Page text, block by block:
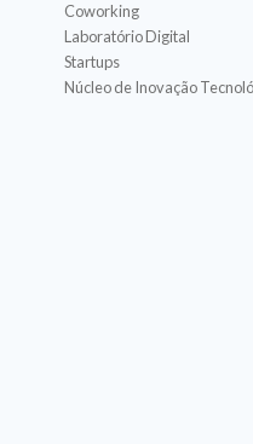
Coworking
Laboratório Digital
Startups
Núcleo de Inovação